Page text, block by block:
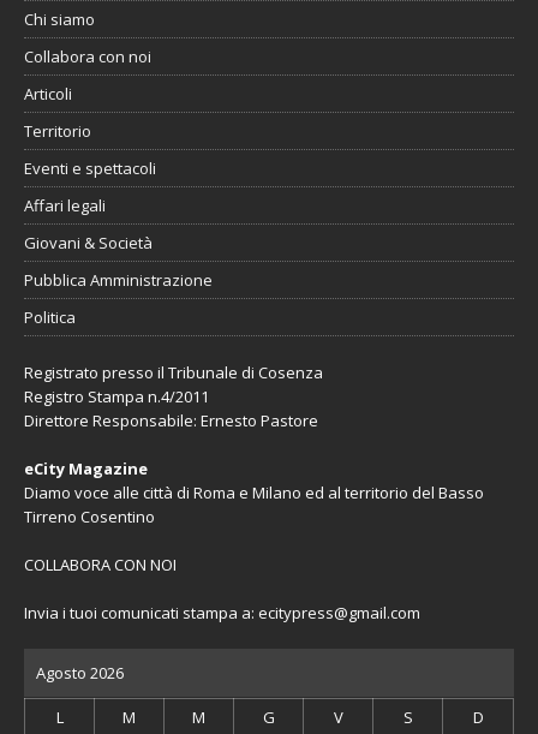
Chi siamo
Collabora con noi
Articoli
Territorio
Eventi e spettacoli
Affari legali
Giovani & Società
Pubblica Amministrazione
Politica
Registrato presso il Tribunale di Cosenza
Registro Stampa n.4/2011
Direttore Responsabile: Ernesto Pastore
eCity Magazine
Diamo voce alle città di Roma e Milano ed al territorio del Basso
Tirreno Cosentino
COLLABORA CON NOI
Invia i tuoi comunicati stampa a: ecitypress@gmail.com
Agosto 2026
L M M G V S D